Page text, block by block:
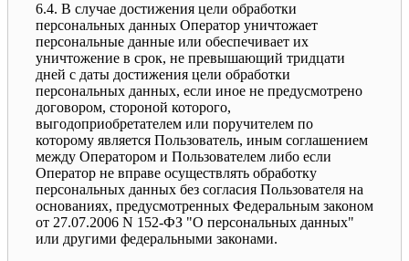
6.4. В случае достижения цели обработки
персональных данных Оператор уничтожает
персональные данные или обеспечивает их
уничтожение в срок, не превышающий тридцати
дней с даты достижения цели обработки
персональных данных, если иное не предусмотрено
договором, стороной которого,
выгодоприобретателем или поручителем по
которому является Пользователь, иным соглашением
между Оператором и Пользователем либо если
Оператор не вправе осуществлять обработку
персональных данных без согласия Пользователя на
основаниях, предусмотренных Федеральным законом
от 27.07.2006 N 152-ФЗ "О персональных данных"
или другими федеральными законами.